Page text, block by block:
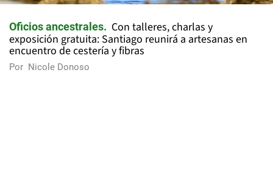
Oficios ancestrales
Con talleres, charlas y
exposición gratuita: Santiago reunirá a artesanas en
encuentro de cestería y fibras
Por Nicole Donoso